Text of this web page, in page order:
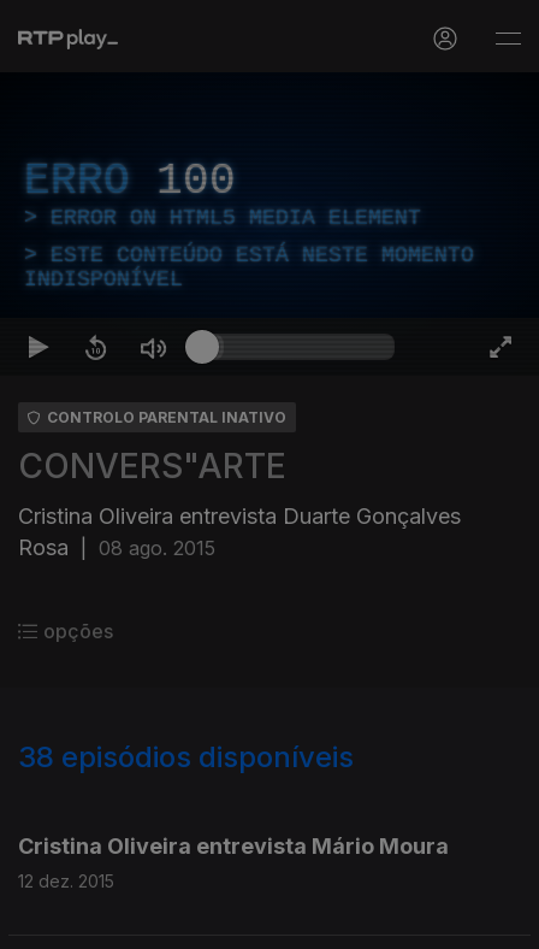
ERRO 100
ERROR ON HTML5 MEDIA ELEMENT
ESTE CONTEÚDO ESTÁ NESTE MOMENTO
INDISPONÍVEL
CONTROLO PARENTAL INATIVO
CONVERS"ARTE
Cristina Oliveira entrevista Duarte Gonçalves
Rosa
08 ago. 2015
opções
38 episódios disponíveis
Cristina Oliveira entrevista Mário Moura
12 dez. 2015